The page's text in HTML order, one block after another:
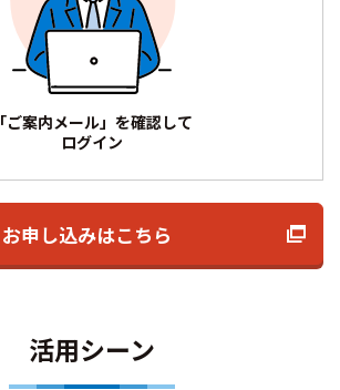
「ご案内メール」を確認して
ログイン
お申し込みはこちら
活用シーン